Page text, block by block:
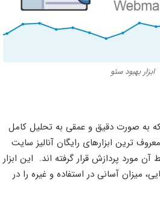
ابزار بهبود سئو
به صورت دقیق و عمقی به تحلیل کامل
ترین ابزارهای رایگان آنالیز سایت
توسط آن مورد پردازش قرار گرفته اند. این ابزار
میزان آسانی در استفاده و غیره را در